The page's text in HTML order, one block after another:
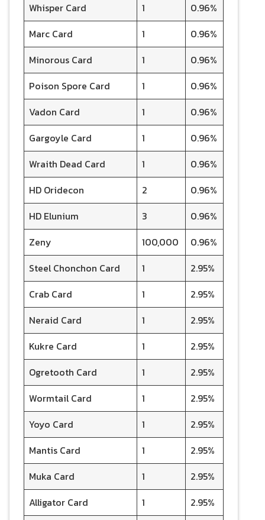
Whisper Card
1
0.96%
Marc Card
1
0.96%
Minorous Card
1
0.96%
Poison Spore Card
1
0.96%
Vadon Card
1
0.96%
Gargoyle Card
1
0.96%
Wraith Dead Card
1
0.96%
HD Oridecon
2
0.96%
HD Elunium
3
0.96%
Zeny
100,000
0.96%
Steel Chonchon Card
1
2.95%
Crab Card
1
2.95%
Neraid Card
1
2.95%
Kukre Card
1
2.95%
Ogretooth Card
1
2.95%
Wormtail Card
1
2.95%
Yoyo Card
1
2.95%
Mantis Card
1
2.95%
Muka Card
1
2.95%
Alligator Card
1
2.95%